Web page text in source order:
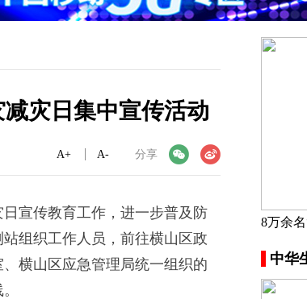
灾日集中宣传活动
分享
微信 微博
A+ A-
宣传教育工作，进一步普及防
组织工作人员，前往横山区政
横山区应急管理局统一组织的
8万余
中华